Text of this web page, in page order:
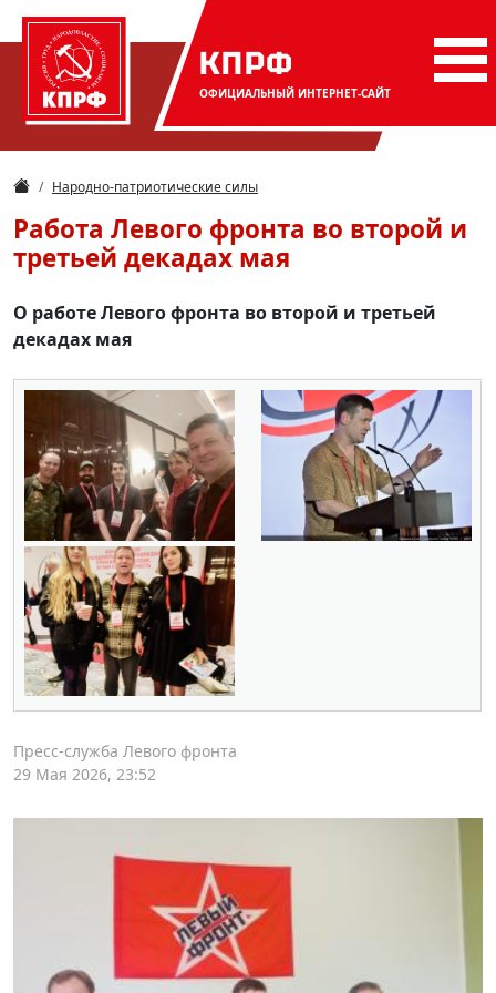
КПРФ
ОФИЦИАЛЬНЫЙ ИНТЕРНЕТ-САЙТ
Народно-патриотические силы
Работа Левого фронта во второй и
третьей декадах мая
О работе Левого фронта во второй и третьей
декадах мая
Пресс-служба Левого фронта
29 Мая 2026, 23:52